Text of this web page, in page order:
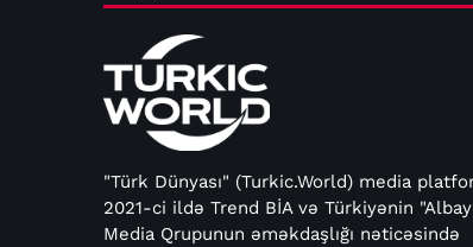
"Türk Dünyası" (Turkic.World) media
2021-ci ildə Trend BİA və Türkiyənin
Media Qrupunun əməkdaşlığı nəticəsində